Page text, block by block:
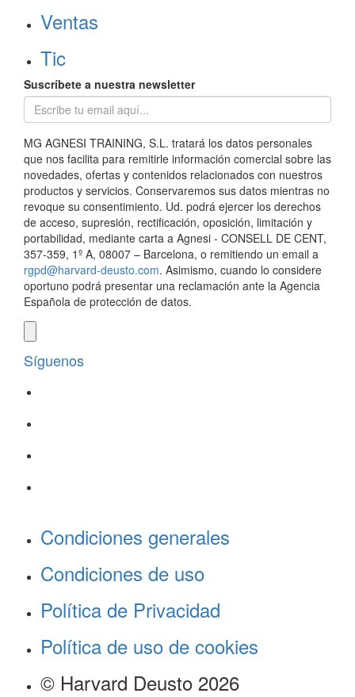
Ventas
Tic
Suscríbete a nuestra newsletter
MG AGNESI TRAINING, S.L. tratará los datos personales
que nos facilita para remitirle información comercial sobre las
novedades, ofertas y contenidos relacionados con nuestros
productos y servicios. Conservaremos sus datos mientras no
revoque su consentimiento. Ud. podrá ejercer los derechos
de acceso, supresión, rectificación, oposición, limitación y
portabilidad, mediante carta a Agnesi - CONSELL DE CENT,
357-359, 1º A, 08007 – Barcelona, o remitiendo un email a
rgpd@harvard-deusto.com. Asimismo, cuando lo considere
oportuno podrá presentar una reclamación ante la Agencia
Española de protección de datos.
Síguenos
Condiciones generales
Condiciones de uso
Política de Privacidad
Política de uso de cookies
© Harvard Deusto 2026